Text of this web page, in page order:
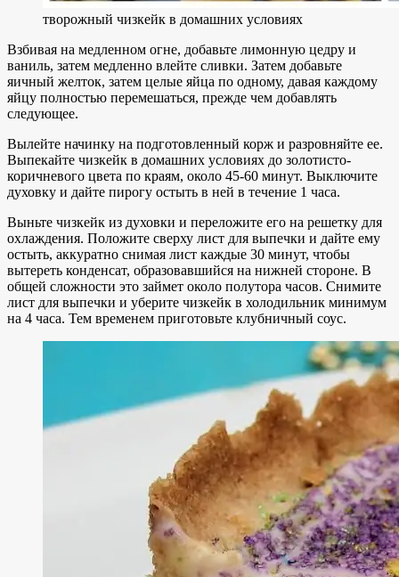
творожный чизкейк в домашних условиях
Взбивая на медленном огне, добавьте лимонную цедру и
ваниль, затем медленно влейте сливки. Затем добавьте
яичный желток, затем целые яйца по одному, давая каждому
яйцу полностью перемешаться, прежде чем добавлять
следующее.
Вылейте начинку на подготовленный корж и разровняйте ее.
Выпекайте чизкейк в домашних условиях до золотисто-
коричневого цвета по краям, около 45-60 минут. Выключите
духовку и дайте пирогу остыть в ней в течение 1 часа.
Выньте чизкейк из духовки и переложите его на решетку для
охлаждения. Положите сверху лист для выпечки и дайте ему
остыть, аккуратно снимая лист каждые 30 минут, чтобы
вытереть конденсат, образовавшийся на нижней стороне. В
общей сложности это займет около полутора часов. Снимите
лист для выпечки и уберите чизкейк в холодильник минимум
на 4 часа. Тем временем приготовьте клубничный соус.